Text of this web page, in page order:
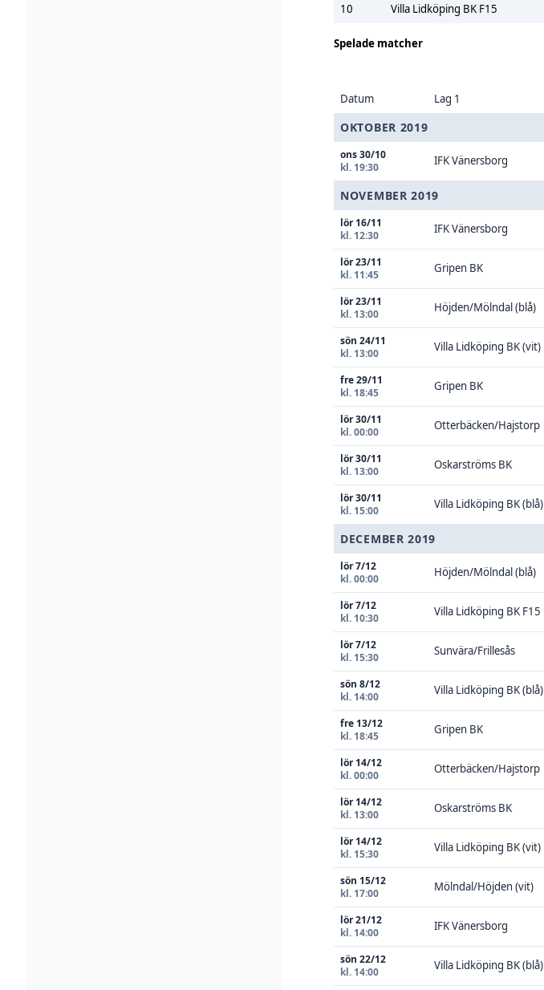
10
Villa Lidköping BK F15
Spelade matcher
Datum Lag 1
OKTOBER 2019
ons 30/10
kl. 19:30
IFK Vänersborg
NOVEMBER 2019
lör 16/11
kl. 12:30
IFK Vänersborg
lör 23/11
kl. 11:45
Gripen BK
lör 23/11
kl. 13:00
Höjden/Mölndal (blå)
sön 24/11
kl. 13:00
Villa Lidköping BK (vit)
fre 29/11
kl. 18:45
Gripen BK
lör 30/11
kl. 00:00
Otterbäcken/Hajstorp
lör 30/11
kl. 13:00
Oskarströms BK
lör 30/11
kl. 15:00
Villa Lidköping BK (blå)
DECEMBER 2019
lör 7/12
kl. 00:00
Höjden/Mölndal (blå)
lör 7/12
kl. 10:30
Villa Lidköping BK F15
lör 7/12
kl. 15:30
Sunvära/Frillesås
sön 8/12
kl. 14:00
Villa Lidköping BK (blå)
fre 13/12
kl. 18:45
Gripen BK
lör 14/12
kl. 00:00
Otterbäcken/Hajstorp
lör 14/12
kl. 13:00
Oskarströms BK
lör 14/12
kl. 15:30
Villa Lidköping BK (vit)
sön 15/12
kl. 17:00
Mölndal/Höjden (vit)
lör 21/12
kl. 14:00
IFK Vänersborg
sön 22/12
kl. 14:00
Villa Lidköping BK (blå)